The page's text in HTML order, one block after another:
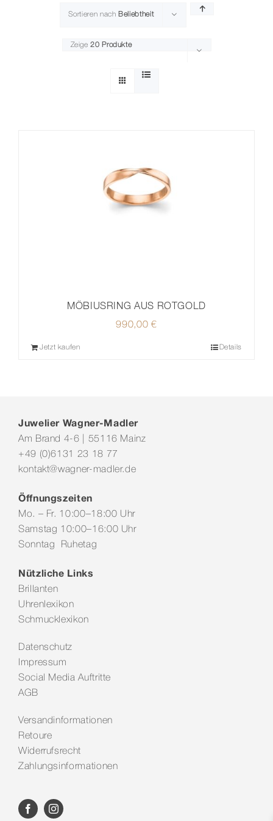
Sortieren nach Beliebtheit
Zeige20 Produkte
MÖBIUSRING AUS ROTGOLD
990,00 €
Jetzt kaufen Details
Juwelier Wagner-Madler
Am Brand 4-6 | 55116 Mainz
+49 (0)6131 23 18 77
kontakt@wagner-madler.de
Öffnungszeiten
Mo. – Fr. 10:00–18:00 Uhr
Samstag 10:00–16:00 Uhr
Sonntag Ruhetag
Nützliche Links
Brillanten
Uhrenlexikon
Schmucklexikon
Datenschutz
Impressum
Social Media Auftritte
AGB
Versandinformationen
Retoure
Widerrufsrecht
Zahlungsinformationen